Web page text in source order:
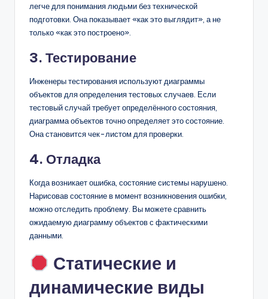
легче для понимания людьми без технической
подготовки. Она показывает «как это выглядит», а не
только «как это построено».
3. Тестирование
Инженеры тестирования используют диаграммы
объектов для определения тестовых случаев. Если
тестовый случай требует определённого состояния,
диаграмма объектов точно определяет это состояние.
Она становится чек-листом для проверки.
4. Отладка
Когда возникает ошибка, состояние системы нарушено.
Нарисовав состояние в момент возникновения ошибки,
можно отследить проблему. Вы можете сравнить
ожидаемую диаграмму объектов с фактическими
данными.
Статические и
динамические виды